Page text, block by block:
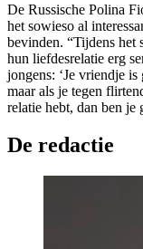
De Russische Polina
het sowieso al
bevinden. “Tijdens het
hun liefdesrelatie erg
jongens: ‘Je vriendje
maar als je tegen
relatie hebt, dan ben je
De redactie